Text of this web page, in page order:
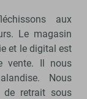
aux
Le magasin
et le digital est
vente. Il nous
Nous
retrait sous